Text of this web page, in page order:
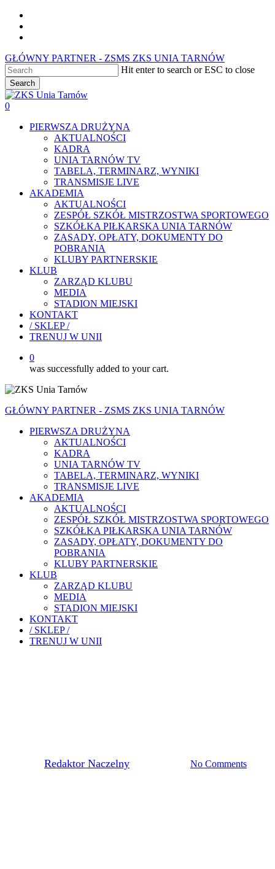
Skip
main
GŁÓWNY PARTNER - ZSMS ZKS UNIA TARNÓW
Hit enter to search or ESC to close
Search
Close
Search
0
PIERWSZA DRUŻYNA
AKTUALNOŚCI
KADRA
UNIA TARNÓW TV
TABELA, TERMINARZ, WYNIKI
TRANSMISJE LIVE
AKADEMIA
AKTUALNOŚCI
ZESPÓŁ SZKÓŁ MISTRZOSTWA SPORTOWEGO
SZKÓŁKA PIŁKARSKA UNIA TARNÓW
ZASADY, OPŁATY, DOKUMENTY DO
POBRANIA
KLUBY PARTNERSKIE
KLUB
ZARZĄD KLUBU
MEDIA
STADION MIEJSKI
KONTAKT
/ SKLEP /
TRENUJ W UNII
0
was successfully added to your cart.
GŁÓWNY PARTNER - ZSMS ZKS UNIA TARNÓW
PIERWSZA DRUŻYNA
AKTUALNOŚCI
KADRA
UNIA TARNÓW TV
TABELA, TERMINARZ, WYNIKI
TRANSMISJE LIVE
AKADEMIA
AKTUALNOŚCI
ZESPÓŁ SZKÓŁ MISTRZOSTWA SPORTOWEGO
SZKÓŁKA PIŁKARSKA UNIA TARNÓW
ZASADY, OPŁATY, DOKUMENTY DO
POBRANIA
KLUBY PARTNERSKIE
KLUB
ZARZĄD KLUBU
MEDIA
STADION MIEJSKI
KONTAKT
/ SKLEP /
TRENUJ W UNII
Redaktor Naczelny No Comments